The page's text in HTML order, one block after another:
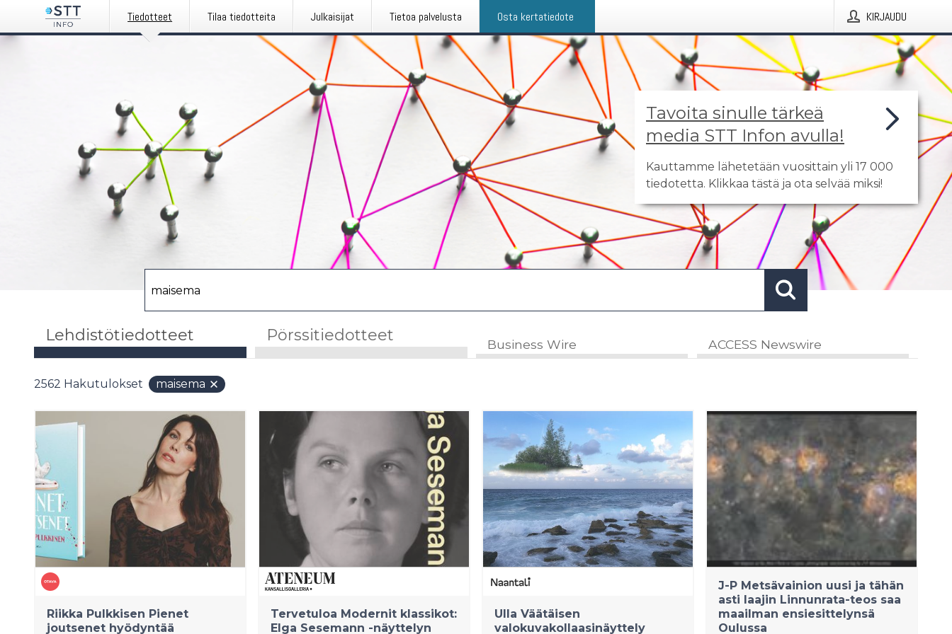
Tiedotteet Tilaa tiedotteita Julkaisijat Tietoa palvelusta Osta kertatiedote KIRJAUDU
Tavoita sinulle tärkeä
media STT Infon avulla!
Kauttamme lähetetään vuosittain yli 17 000
tiedotetta. Klikkaa tästä ja ota selvää miksi!
Lehdistötiedotteet Pörssitiedotteet Business Wire ACCESS Newswire
2562 Hakutulokset maisema
Riikka Pulkkisen Pienet
joutsenet hyödyntää
Tervetuloa Modernit klassikot:
Elga Sesemann -näyttelyn
Ulla Väätäisen
valokuvakollaasinäyttely
J-P Metsävainion uusi ja tähän
asti laajin Linnunrata-teos saa
maailman ensiesittelynsä
Oulussa